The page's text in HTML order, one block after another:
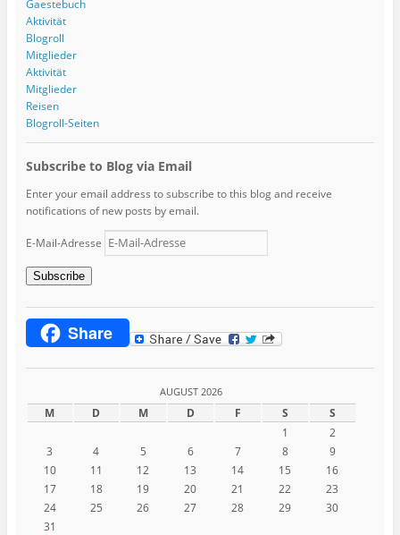
Gaestebuch
Aktivität
Blogroll
Mitglieder
Aktivität
Mitglieder
Reisen
Blogroll-Seiten
Subscribe to Blog via Email
Enter your email address to subscribe to this blog and receive
notifications of new posts by email.
E-Mail-Adresse
Subscribe
Share
AUGUST 2026
M D M D F S
S
1
2
3
4 5 6 7 8
9
10
11 12 13 14 15
16
17
18 19 20 21 22
23
24
25 26 27 28 29
30
31